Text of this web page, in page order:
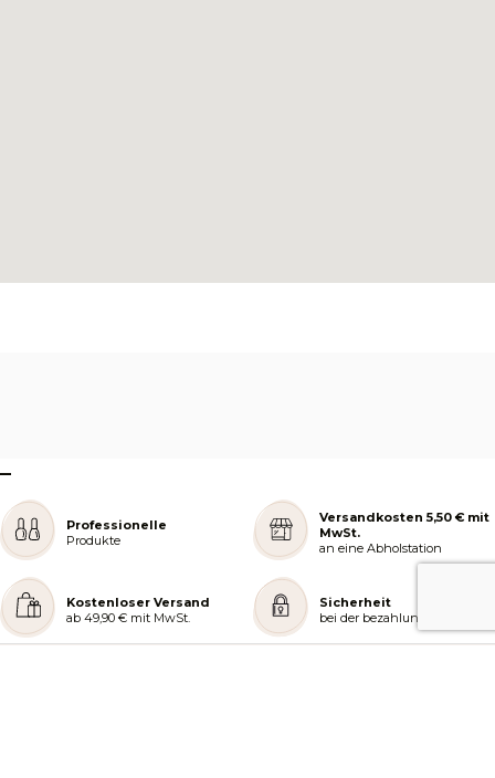
–
Professionelle
Produkte
Versandkosten 5,50 € mit
MwSt.
an eine Abholstation
Kostenloser Versand
ab 49,90 € mit MwSt.
Sicherheit
bei der bezahlung